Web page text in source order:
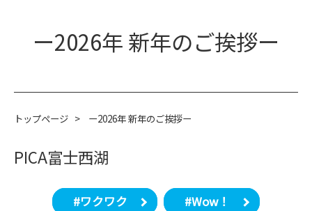
ー2026年 新年のご挨拶ー
トップページ > ー2026年 新年のご挨拶ー
PICA富士西湖
#ワクワク #Wow！